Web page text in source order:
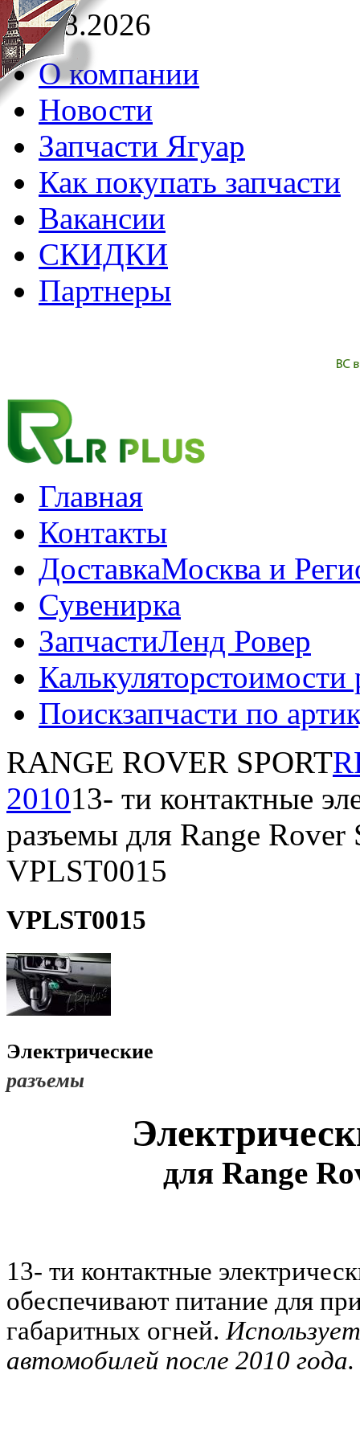
06.08.2026
О компании
Новости
Запчасти Ягуар
Как покупать запчасти
Вакансии
СКИДКИ
Партнеры
Главная
Контакты
ДоставкаМосква и
Сувенирка
ЗапчастиЛенд Ровер
Калькуляторстоимости
Поискзапчасти по
RANGE ROVER SPORT
201013- ти контактные
разъемы для Range Rover
VPLST0015
VPLST0015
Электрические
разъемы
для Range
13- ти контактные
обеспечивают питание для
габаритных огней.
автомобилей после 2010 года.